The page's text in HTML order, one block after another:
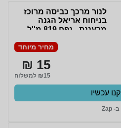
לנור מרכך כביסה מרוכז
בניחוח אריאל הגנה
מרעננת - נפח 819 מ''ל
מחיר מיוחד
15 ₪
₪15 למשלוח
קנו עכשיו
ב- Zap